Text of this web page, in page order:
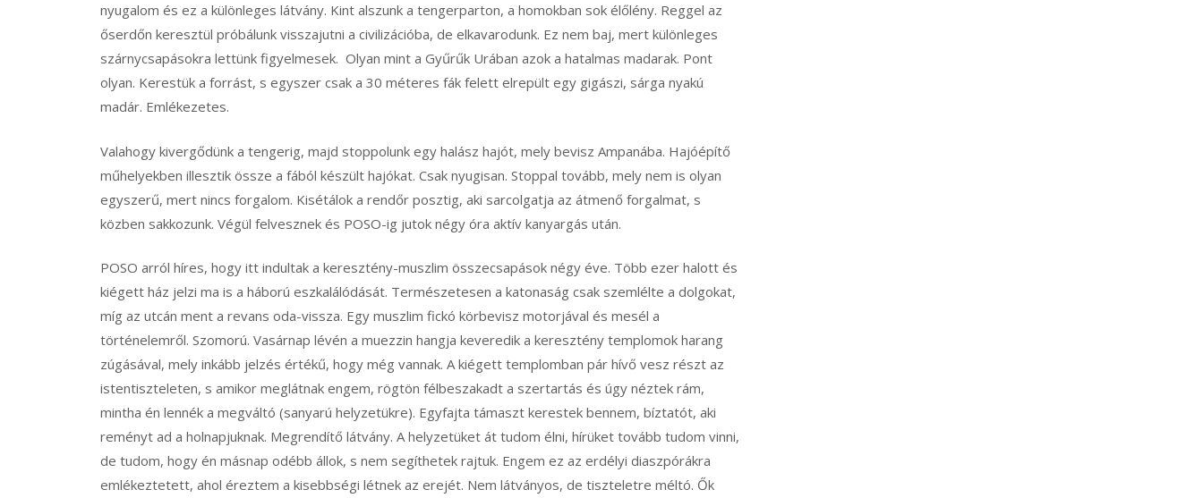
nyugalom és ez a különleges látvány. Kint alszunk a tengerparton, a homokban sok élőlény. Reggel az
őserdőn keresztül próbálunk visszajutni a civilizációba, de elkavarodunk. Ez nem baj, mert különleges
szárnycsapásokra lettünk figyelmesek. Olyan mint a Gyűrűk Urában azok a hatalmas madarak. Pont
olyan. Kerestük a forrást, s egyszer csak a 30 méteres fák felett elrepült egy gigászi, sárga nyakú
madár. Emlékezetes.
Valahogy kivergődünk a tengerig, majd stoppolunk egy halász hajót, mely bevisz Ampanába. Hajóépítő
műhelyekben illesztik össze a fából készült hajókat. Csak nyugisan. Stoppal tovább, mely nem is olyan
egyszerű, mert nincs forgalom. Kisétálok a rendőr posztig, aki sarcolgatja az átmenő forgalmat, s
közben sakkozunk. Végül felvesznek és POSO-ig jutok négy óra aktív kanyargás után.
POSO arról híres, hogy itt indultak a keresztény-muszlim összecsapások négy éve. Több ezer halott és
kiégett ház jelzi ma is a háború eszkalálódását. Természetesen a katonaság csak szemlélte a dolgokat,
míg az utcán ment a revans oda-vissza. Egy muszlim fickó körbevisz motorjával és mesél a
történelemről. Szomorú. Vasárnap lévén a muezzin hangja keveredik a keresztény templomok harang
zúgásával, mely inkább jelzés értékű, hogy még vannak. A kiégett templomban pár hívő vesz részt az
istentiszteleten, s amikor meglátnak engem, rögtön félbeszakadt a szertartás és úgy néztek rám,
mintha én lennék a megváltó (sanyarú helyzetükre). Egyfajta támaszt kerestek bennem, bíztatót, aki
reményt ad a holnapjuknak. Megrendítő látvány. A helyzetüket át tudom élni, hírüket tovább tudom vinni,
de tudom, hogy én másnap odébb állok, s nem segíthetek rajtuk. Engem ez az erdélyi diaszpórákra
emlékeztetett, ahol éreztem a kisebbségi létnek az erejét. Nem látványos, de tiszteletre méltó. Ők